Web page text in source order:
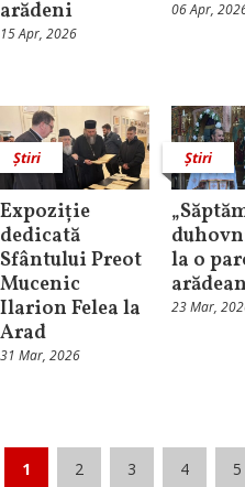
arădeni
15 Apr, 2026
06 Apr,
Știri
Expoziție
dedicată
Sfântului Preot
Mucenic
Ilarion Felea la
Arad
31 Mar, 2026
Știri
la o
23 Mar,
1 2 3 4 5